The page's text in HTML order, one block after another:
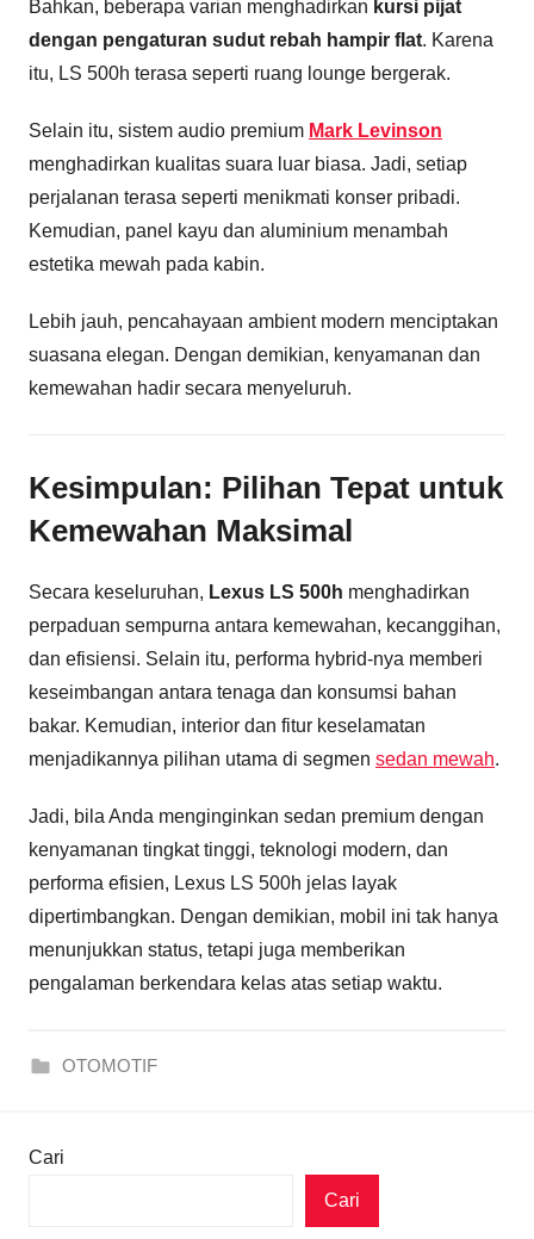
Bahkan, beberapa varian menghadirkan kursi pijat
dengan pengaturan sudut rebah hampir flat. Karena
itu, LS 500h terasa seperti ruang lounge bergerak.
Selain itu, sistem audio premium Mark Levinson
menghadirkan kualitas suara luar biasa. Jadi, setiap
perjalanan terasa seperti menikmati konser pribadi.
Kemudian, panel kayu dan aluminium menambah
estetika mewah pada kabin.
Lebih jauh, pencahayaan ambient modern menciptakan
suasana elegan. Dengan demikian, kenyamanan dan
kemewahan hadir secara menyeluruh.
Kesimpulan: Pilihan Tepat untuk
Kemewahan Maksimal
Secara keseluruhan, Lexus LS 500h menghadirkan
perpaduan sempurna antara kemewahan, kecanggihan,
dan efisiensi. Selain itu, performa hybrid-nya memberi
keseimbangan antara tenaga dan konsumsi bahan
bakar. Kemudian, interior dan fitur keselamatan
menjadikannya pilihan utama di segmen sedan mewah.
Jadi, bila Anda menginginkan sedan premium dengan
kenyamanan tingkat tinggi, teknologi modern, dan
performa efisien, Lexus LS 500h jelas layak
dipertimbangkan. Dengan demikian, mobil ini tak hanya
menunjukkan status, tetapi juga memberikan
pengalaman berkendara kelas atas setiap waktu.
OTOMOTIF
Cari
Cari